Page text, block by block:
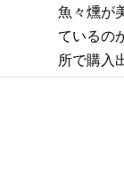
魚々燻が
ているの
所で購入